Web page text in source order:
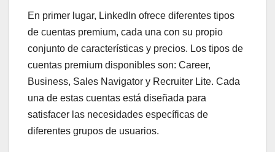
En primer lugar, LinkedIn ofrece diferentes tipos
de cuentas premium, cada una con su propio
conjunto de características y precios. Los tipos de
cuentas premium disponibles son: Career,
Business, Sales Navigator y Recruiter Lite. Cada
una de estas cuentas está diseñada para
satisfacer las necesidades específicas de
diferentes grupos de usuarios.